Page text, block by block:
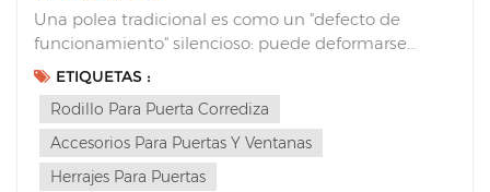
Una polea tradicional es como un "defecto de
funcionamiento" silencioso: puede deformarse
fácilmente bajo cargas pesadas o no soportar un uso
repetido a largo plazo, provocando atascos o ruidos
de fricción estridentes que convierten un
movimiento que de otro modo sería sencillo en una
tarea engorros...
ETIQUETAS :
Rodillo Para Puerta Corrediza
Accesorios Para Puertas Y Ventanas
Herrajes Para Puertas